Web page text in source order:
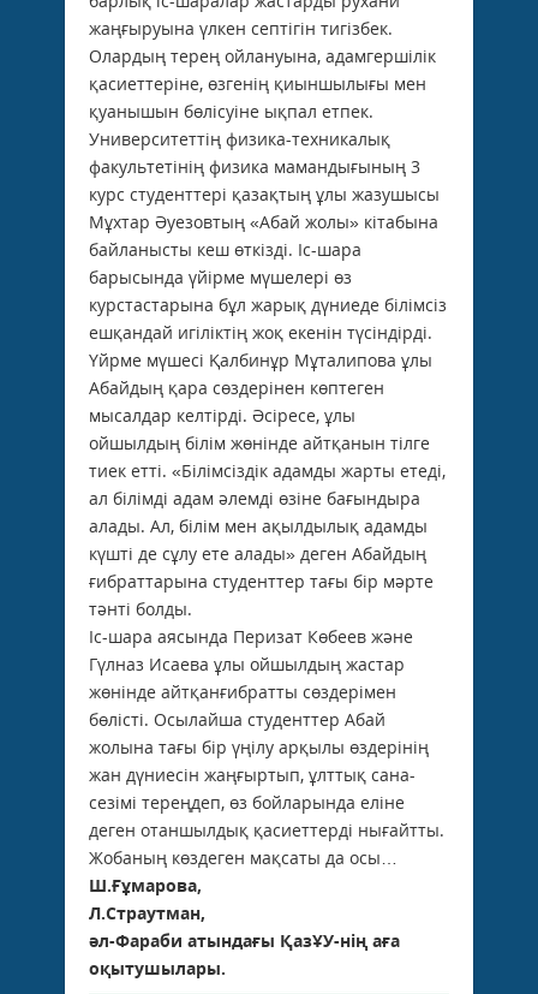
жаңғыруына үлкен септігін тигізбек.
Олардың терең ойлануына, адамгершілік
қасиеттеріне, өзгенің қиыншылығы мен
қуанышын бөлісуіне ықпал етпек.
Университеттің физика-техникалық
факультетінің физика мамандығының 3
курс студенттері қазақтың ұлы жазушысы
Мұхтар Әуезовтың «Абай жолы» кітабына
байланысты кеш өткізді. Іс-шара
барысында үйірме мүшелері өз
курстастарына бұл жарық дүниеде білімсіз
ешқандай игіліктің жоқ екенін түсіндірді.
Үйрме мүшесі Қалбинұр Мұталипова ұлы
Абайдың қара сөздерінен көптеген
мысалдар келтірді. Әсіресе, ұлы
ойшылдың білім жөнінде айтқанын тілге
тиек етті. «Білімсіздік адамды жарты етеді,
ал білімді адам әлемді өзіне бағындыра
алады. Ал, білім мен ақылдылық адамды
күшті де сұлу ете алады» деген Абайдың
ғибраттарына студенттер тағы бір мәрте
тәнті болды.
Іс-шара аясында Перизат Көбеев және
Гүлназ Исаева ұлы ойшылдың жастар
жөнінде айтқанғибратты сөздерімен
бөлісті. Осылайша студенттер Абай
жолына тағы бір үңілу арқылы өздерінің
жан дүниесін жаңғыртып, ұлттық сана-
сезімі тереңдеп, өз бойларында еліне
деген отаншылдық қасиеттерді нығайтты.
Жобаның көздеген мақсаты да осы…
Ш.Ғұмарова,
Л.Страутман,
әл-Фараби атындағы ҚазҰУ-нің аға
оқытушылары.